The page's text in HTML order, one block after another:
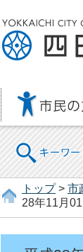
キーワード
トップ> 市
28年11月